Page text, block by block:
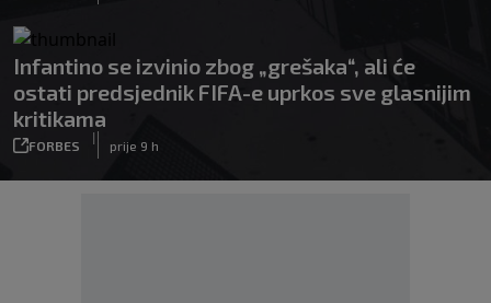
Infantino se izvinio zbog „grešaka“, ali će
ostati predsjednik FIFA-e uprkos sve glasnijim
kritikama
FORBES
|
prije 9 h